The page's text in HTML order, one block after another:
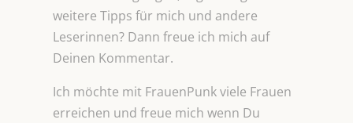
weitere Tipps für mich und andere
Leserinnen? Dann freue ich mich auf
Deinen Kommentar.
Ich möchte mit FrauenPunk viele Frauen
erreichen und freue mich wenn Du